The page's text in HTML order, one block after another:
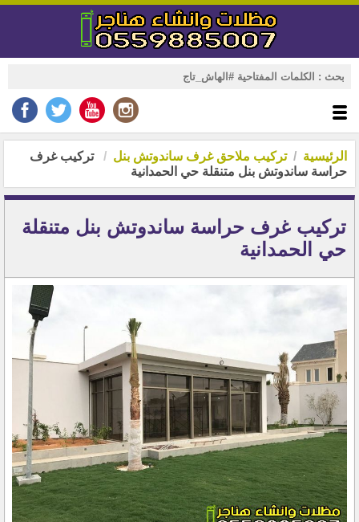
الرئيسية تركيب ملاحق غرف ساندوتش بنل
تركيب غرف
حراسة ساندوتش بنل متنقلة حي الحمدانية
تركيب غرف حراسة ساندوتش بنل متنقلة
حي الحمدانية